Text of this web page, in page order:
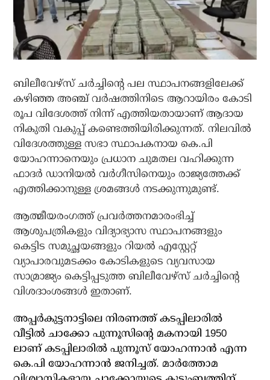
ബിലീവേഴ്‌സ് ചര്‍ച്ചിന്റെ പല സ്ഥാപനങ്ങളിലേക്ക്
കഴിഞ്ഞ അഞ്ച് വര്‍ഷത്തിനിടെ ആറായിരം കോടി
രൂപ വിദേശത്ത് നിന്ന് എത്തിയതായാണ് ആദായ
നികുതി വകുപ്പ് കണ്ടെത്തിയിരിക്കുന്നത്. നിലവില്‍
വിദേശത്തുള്ള സഭാ സ്ഥാപകനായ കെ.പി
യോഹന്നാനെയും പ്രധാന ചുമതല വഹിക്കുന്ന
ഫാദര്‍ ഡാനിയല്‍ വര്‍ഗീസിനെയും രാജ്യത്തേക്ക്
എത്തിക്കാനുള്ള ശ്രമങ്ങള്‍ നടക്കുന്നുമുണ്ട്.
ആത്മീയരംഗത്ത് പ്രവര്‍ത്തനമാരംഭിച്ച്
ആശുപത്രികളും വിദ്യാഭ്യാസ സ്ഥാപനങ്ങളും
കെട്ടിട സമുച്ഛയങ്ങളും റിയല്‍ എസ്റ്റേറ്റ്
വ്യാപാരവുമടക്കം കോടികളുടെ വ്യവസായ
സാമ്രാജ്യം കെട്ടിപ്പടുത്ത ബിലീവേഴ്‌സ് ചര്‍ച്ചിന്റെ
വിശദാംശങ്ങള്‍ ഇതാണ്‌.
അപ്പര്‍കുട്ടനാട്ടിലെ നിരണത്ത് കടപ്പിലാരില്‍
വീട്ടില്‍ ചാക്കോ പുന്നൂസിന്റെ മകനായി 1950
ലാണ് കടപ്പിലാരില്‍ പുന്നൂസ് യോഹന്നാന്‍ എന്ന
കെ.പി യോഹന്നാന്‍ ജനിച്ചത്. മാര്‍ത്തോമ